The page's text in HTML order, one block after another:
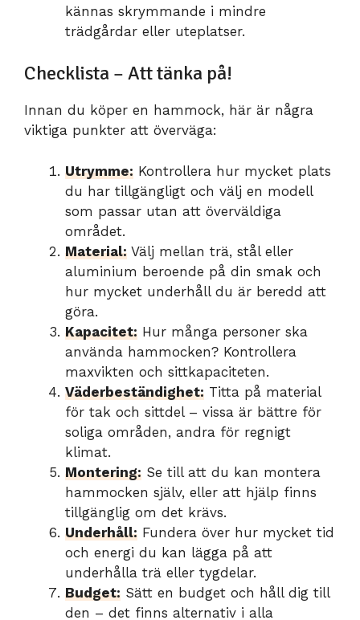
kännas skrymmande i mindre
trädgårdar eller uteplatser.
Checklista – Att tänka på!
Innan du köper en hammock, här är några
viktiga punkter att överväga:
Utrymme: Kontrollera hur mycket plats
du har tillgängligt och välj en modell
som passar utan att överväldiga
området.
Material: Välj mellan trä, stål eller
aluminium beroende på din smak och
hur mycket underhåll du är beredd att
göra.
Kapacitet: Hur många personer ska
använda hammocken? Kontrollera
maxvikten och sittkapaciteten.
Väderbeständighet: Titta på material
för tak och sittdel – vissa är bättre för
soliga områden, andra för regnigt
klimat.
Montering: Se till att du kan montera
hammocken själv, eller att hjälp finns
tillgänglig om det krävs.
Underhåll: Fundera över hur mycket tid
och energi du kan lägga på att
underhålla trä eller tygdelar.
Budget: Sätt en budget och håll dig till
den – det finns alternativ i alla